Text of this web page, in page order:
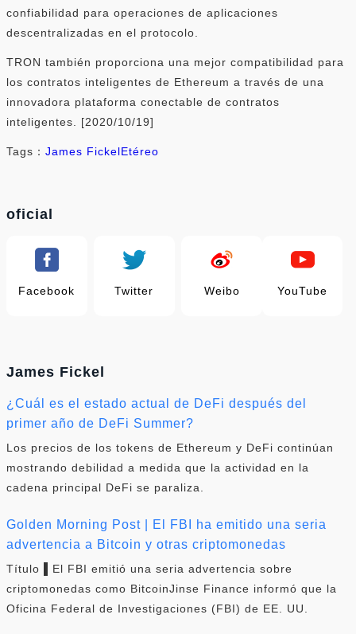
confiabilidad para operaciones de aplicaciones
descentralizadas en el protocolo.
TRON también proporciona una mejor compatibilidad para
los contratos inteligentes de Ethereum a través de una
innovadora plataforma conectable de contratos
inteligentes. [2020/10/19]
Tags： James FickelEtéreo
oficial
Facebook Twitter Weibo YouTube
James Fickel
¿Cuál es el estado actual de DeFi después del
primer año de DeFi Summer?
Los precios de los tokens de Ethereum y DeFi continúan
mostrando debilidad a medida que la actividad en la
cadena principal DeFi se paraliza.
Golden Morning Post | El FBI ha emitido una seria
advertencia a Bitcoin y otras criptomonedas
Título ▌El FBI emitió una seria advertencia sobre
criptomonedas como BitcoinJinse Finance informó que la
Oficina Federal de Investigaciones (FBI) de EE. UU.